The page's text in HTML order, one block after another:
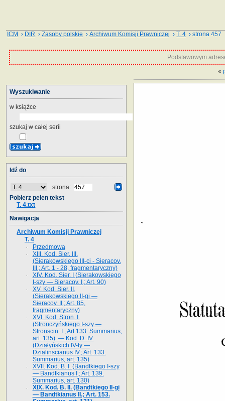
ICM › DIR ›Zasoby polskie ›Archiwum Komisji Prawniczej ›T. 4 › strona 457
Podstawowym
«
Wyszukiwanie
w książce
szukaj w całej serii
Idź do
strona:
Pobierz pełen tekst
T. 4.txt
Nawigacja
Archiwum Komisji Prawniczej
T. 4
Przedmowa
XIII. Kod. Sier. III.
(Sierakowskiego III-ci - Sieracov.
III.; Art. 1 - 28, fragmentaryczny)
XIV. Kod. Sier. I (Sierakowskiego
I-szy — Sieracov. I.; Art. 90)
XV. Kod. Sier. II.
(Sierakowskiego II-gi —
Sieracov. II.; Art. 85,
fragmentaryczny)
XVI. Kod. Stron. I.
(Stronczyńskiego I-szy —
Stronscin. I.; Art 133. Summarius,
art. 135). — Kod. D. IV.
(Działyńskich IV-ty —
Dzialinscianus IV.; Art. 133.
Summarius, art. 135)
XVII. Kod. B. I. (Bandtkiego I-szy
— Bandtkianus I.; Art. 139.
Summarius, art. 130)
XIX. Kod. B. II. (Bandtkiego II-gi
— Bandtkianus II.; Art. 153.